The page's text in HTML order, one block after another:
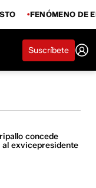
FENÓMENO DE
Suscríbete
concede
al exvicepresidente